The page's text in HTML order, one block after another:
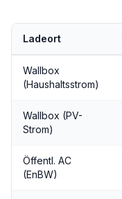
Ladeort
Wallbox
(Haushaltsstrom)
Wallbox (PV-
Strom)
Öffentl. AC
(EnBW)